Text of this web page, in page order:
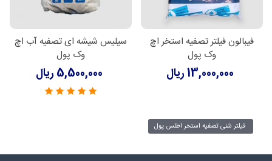
فیبالون فیلتر تصفیه استخر اچ
وک پول
13,000,000 ریال
سیلیس شیشه ای تصفیه آب اچ
وک پول
5,500,000 ریال
فیلتر شنی تصفیه استخر اطلس پول